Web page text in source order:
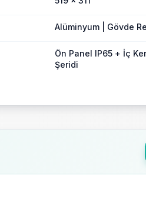
koşullara dayanıklı ve
ortamlarda yüksek performanslı,
Alüminyum | Gövde
Ön Panel IP65 + İç
Şeridi